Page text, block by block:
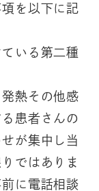
を以下に記
いる第二種
熱その他感
患者さんの
が集中し当
ではありま
に電話相談